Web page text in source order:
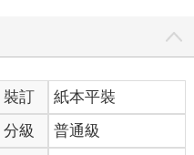
裝訂
紙本平裝
分級 普通級